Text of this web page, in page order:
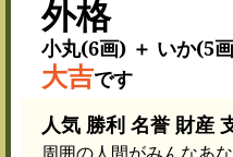
外格
小丸(6画) ＋ いか(5
大吉です
人気 勝利 名誉 財産